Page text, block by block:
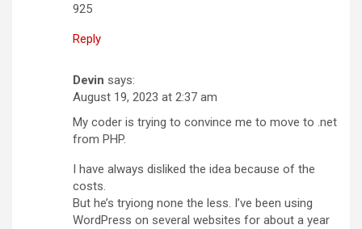
925
Reply
Devin says:
August 19, 2023 at 2:37 am
My coder is trying to convince me to move to .net
from PHP.
I have always disliked the idea because of the
costs.
But he’s tryiong none the less. I’ve been using
WordPress on several websites for about a year